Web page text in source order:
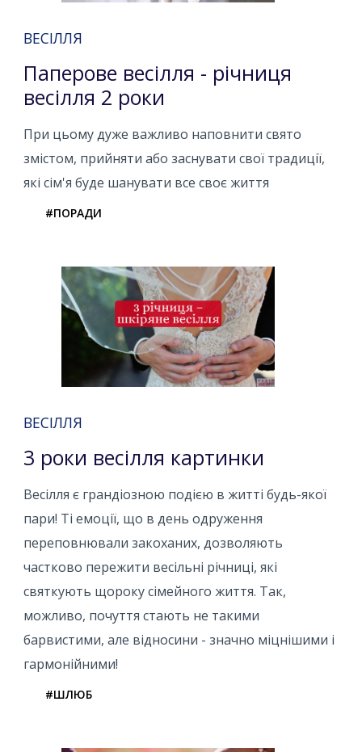
ВЕСІЛЛЯ
Паперове весілля - річниця
весілля 2 роки
При цьому дуже важливо наповнити свято
змістом, прийняти або заснувати свої традиції,
які сім'я буде шанувати все своє життя
#ПОРАДИ
ВЕСІЛЛЯ
3 роки весілля картинки
Весілля є грандіозною подією в житті будь-якої
пари! Ті емоції, що в день одруження
переповнювали закоханих, дозволяють
частково пережити весільні річниці, які
святкують щороку сімейного життя. Так,
можливо, почуття стають не такими
барвистими, але відносини - значно міцнішими і
гармонійними!
#ШЛЮБ